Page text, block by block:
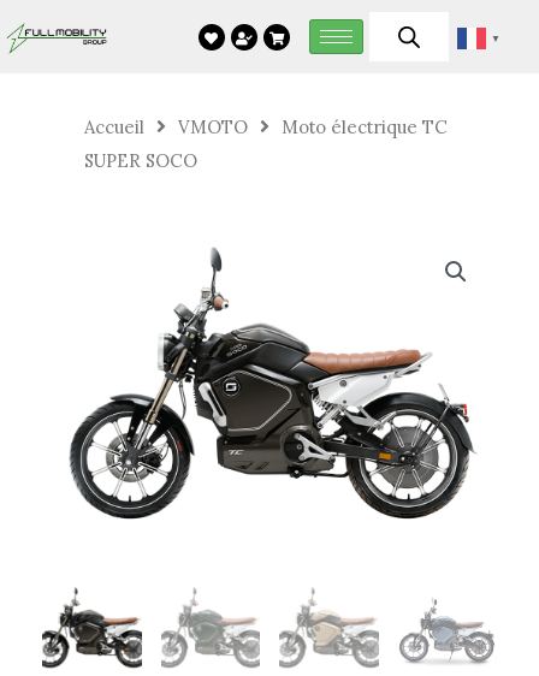
au
▼
Accueil VMOTO
Moto électrique TC
SUPER SOCO